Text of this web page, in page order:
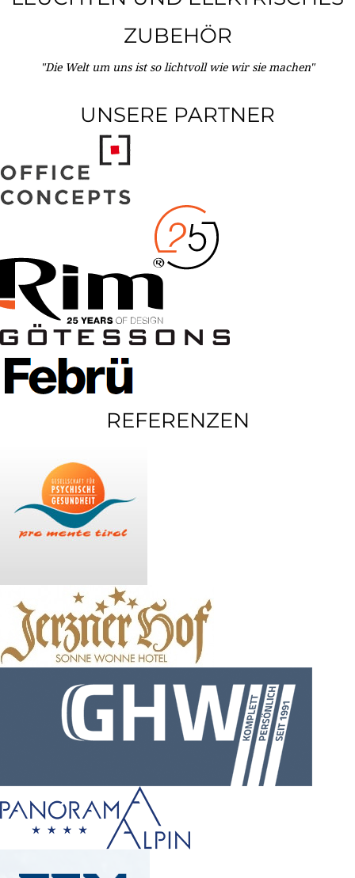
ZUBEHÖR
"Die Welt um uns ist so lichtvoll wie wir sie machen"
UNSERE PARTNER
REFERENZEN